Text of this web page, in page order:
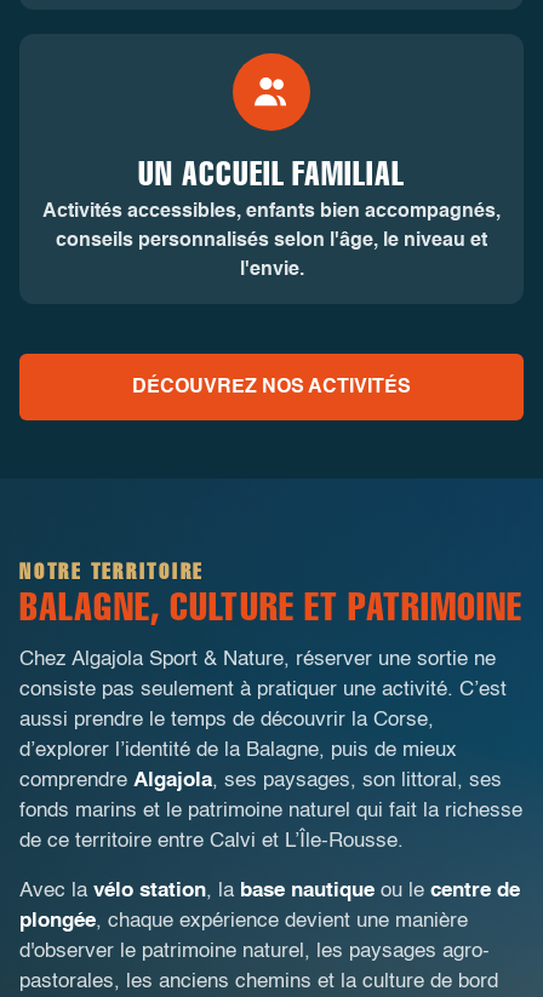
UN ACCUEIL FAMILIAL
Activités accessibles, enfants bien accompagnés,
conseils personnalisés selon l'âge, le niveau et
l'envie.
DÉCOUVREZ NOS ACTIVITÉS
NOTRE TERRITOIRE
BALAGNE, CULTURE ET PATRIMOINE
Chez Algajola Sport & Nature, réserver une sortie ne
consiste pas seulement à pratiquer une activité. C’est
aussi prendre le temps de découvrir la Corse,
d’explorer l’identité de la Balagne, puis de mieux
comprendre Algajola, ses paysages, son littoral, ses
fonds marins et le patrimoine naturel qui fait la richesse
de ce territoire entre Calvi et L’Île-Rousse.
Avec la vélo station, la base nautique ou le centre de
plongée, chaque expérience devient une manière
d'observer le patrimoine naturel, les paysages agro-
pastorales, les anciens chemins et la culture de bord